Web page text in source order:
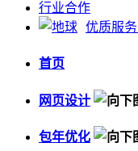
行业合作
优质服务
首页
网页设计
包年优化